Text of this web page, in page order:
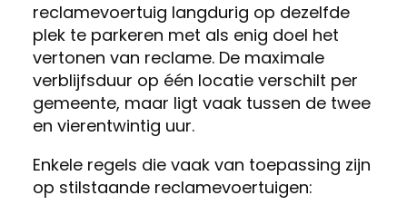
reclamevoertuig langdurig op dezelfde
plek te parkeren met als enig doel het
vertonen van reclame. De maximale
verblijfsduur op één locatie verschilt per
gemeente, maar ligt vaak tussen de twee
en vierentwintig uur.
Enkele regels die vaak van toepassing zijn
op stilstaande reclamevoertuigen: